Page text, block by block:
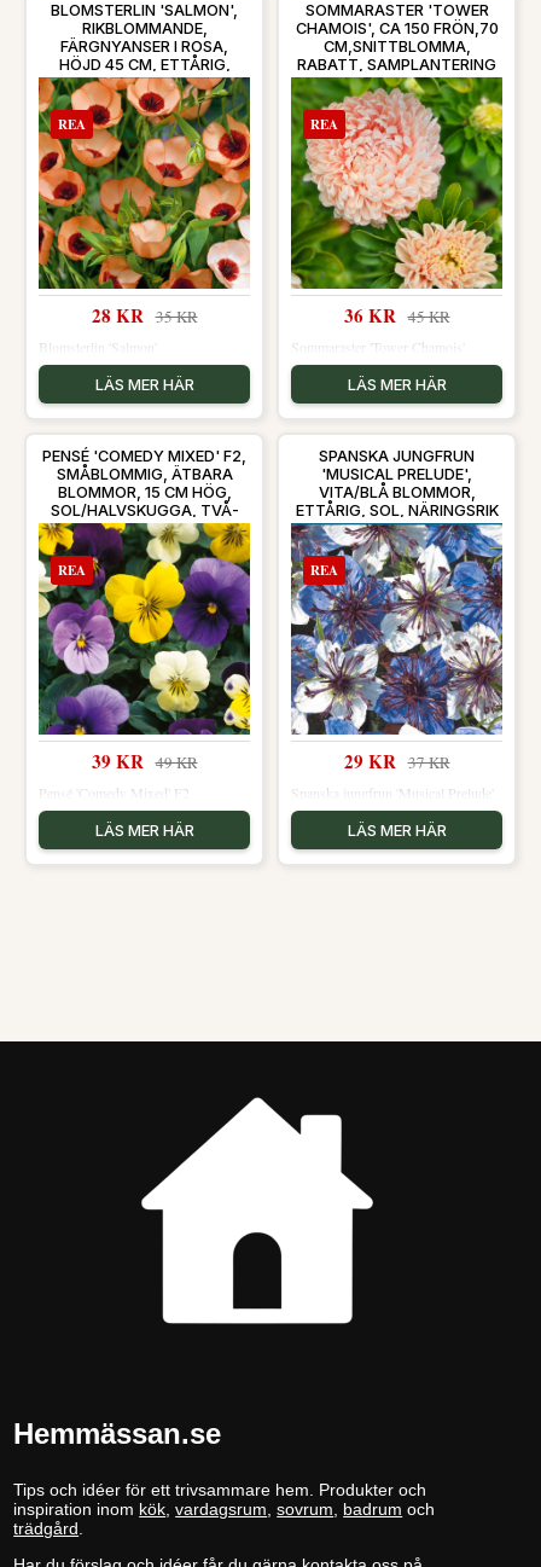
BLOMSTERLIN 'SALMON',
RIKBLOMMANDE,
FÄRGNYANSER I ROSA,
HÖJD 45 CM, ETTÅRIG,
SOLIGT LÄGE, CA 300 FRÖN.
REA
28 KR 35 KR
Blomsterlin 'Salmon'
LÄS MER HÄR
SOMMARASTER 'TOWER
CHAMOIS', CA 150 FRÖN,70
CM,SNITTBLOMMA,
RABATT, SAMPLANTERING
REA
36 KR 45 KR
Sommaraster 'Tower Chamois'
LÄS MER HÄR
PENSÉ 'COMEDY MIXED' F2,
SMÅBLOMMIG, ÄTBARA
BLOMMOR, 15 CM HÖG,
SOL/HALVSKUGGA, TVÅ-
ÅRIG.
REA
39 KR 49 KR
Pensé 'Comedy Mixed' F2
LÄS MER HÄR
SPANSKA JUNGFRUN
'MUSICAL PRELUDE',
VITA/BLÅ BLOMMOR,
ETTÅRIG, SOL, NÄRINGSRIK
JORD, CA 200 FRÖN.
REA
29 KR 37 KR
Spanska jungfrun 'Musical Prelude'
LÄS MER HÄR
Hemmässan.se
Tips och idéer för ett trivsammare hem. Produkter och
inspiration inom kök,vardagsrum,sovrum, badrum och
trädgård.